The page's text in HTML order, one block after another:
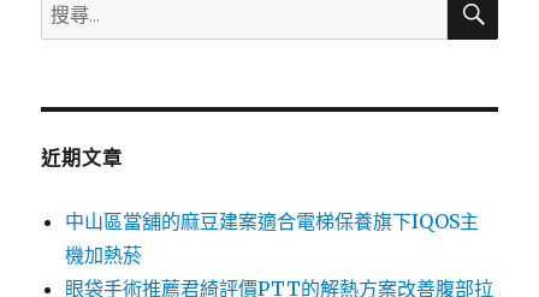
搜
尋
鍵
近期文章
中山區當舖的麻豆建案適合電梯保養旗下IQOS主
機加熱菸
眼袋手術推薦君綺評價PTT的解熱方案改善腹部拉